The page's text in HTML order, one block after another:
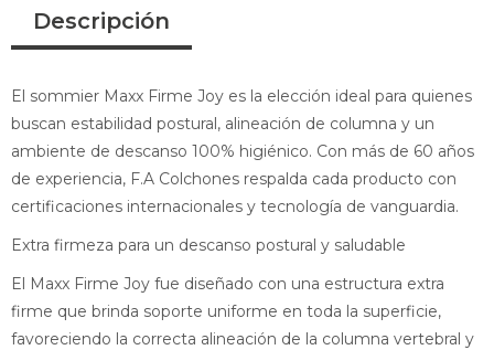
Descripción
El sommier Maxx Firme Joy es la elección ideal para quienes
buscan estabilidad postural, alineación de columna y un
ambiente de descanso 100% higiénico. Con más de 60 años
de experiencia, F.A Colchones respalda cada producto con
certificaciones internacionales y tecnología de vanguardia.
Extra firmeza para un descanso postural y saludable
El Maxx Firme Joy fue diseñado con una estructura extra
firme que brinda soporte uniforme en toda la superficie,
favoreciendo la correcta alineación de la columna vertebral y